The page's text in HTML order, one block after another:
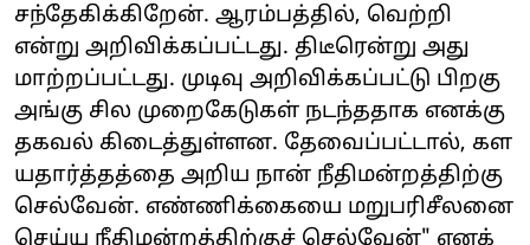
சந்தேகிக்கிறேன். ஆரம்பத்தில், வெற்றி
என்று அறிவிக்கப்பட்டது. திடீரென்று அது
மாற்றப்பட்டது. முடிவு அறிவிக்கப்பட்டு பிறகு
அங்கு சில முறைகேடுகள் நடந்ததாக எனக்கு
தகவல் கிடைத்துள்ளன. தேவைப்பட்டால், கள
யதார்த்தத்தை அறிய நான் நீதிமன்றத்திற்கு
செல்வேன். எண்ணிக்கையை மறுபரிசீலனை